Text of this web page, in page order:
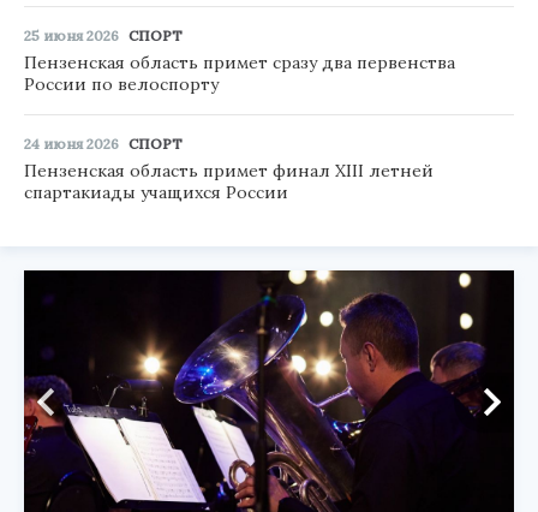
25 июня 2026 СПОРТ
Пензенская область примет сразу два первенства
России по велоспорту
24 июня 2026 СПОРТ
Пензенская область примет финал XIII летней
спартакиады учащихся России